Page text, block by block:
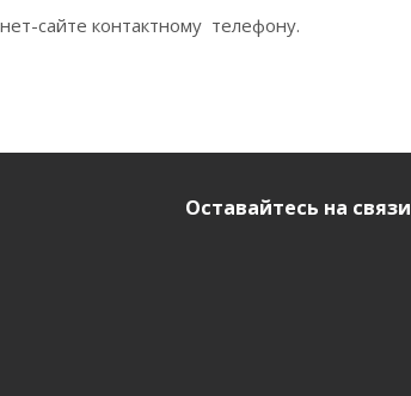
сайте контактному телефону.
Оставайтесь на связи